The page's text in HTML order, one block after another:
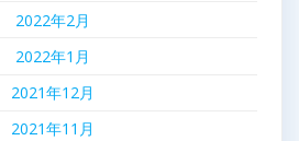
2022年2月
2022年1月
2021年12月
2021年11月